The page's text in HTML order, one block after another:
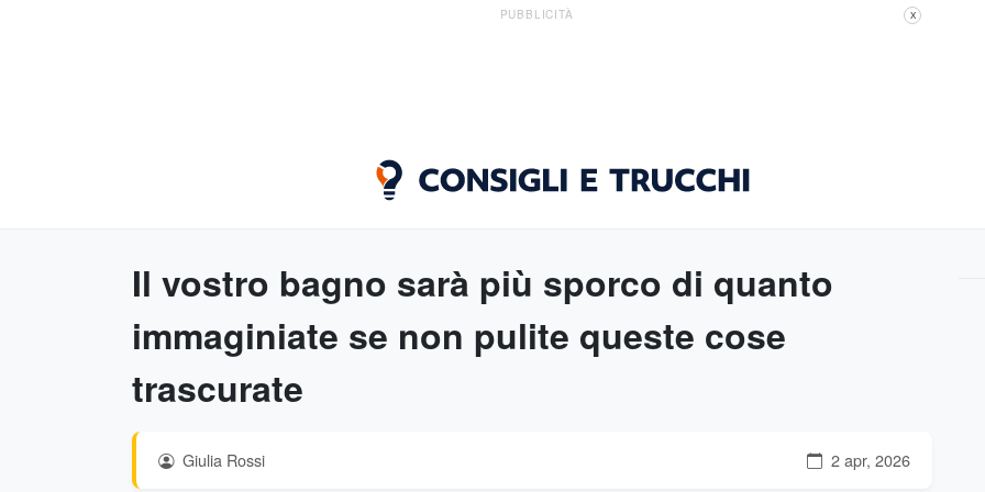
PUBBLICITÀ X
Il vostro bagno sarà più sporco di quanto
immaginiate se non pulite queste cose
trascurate
Giulia Rossi 2 apr, 2026